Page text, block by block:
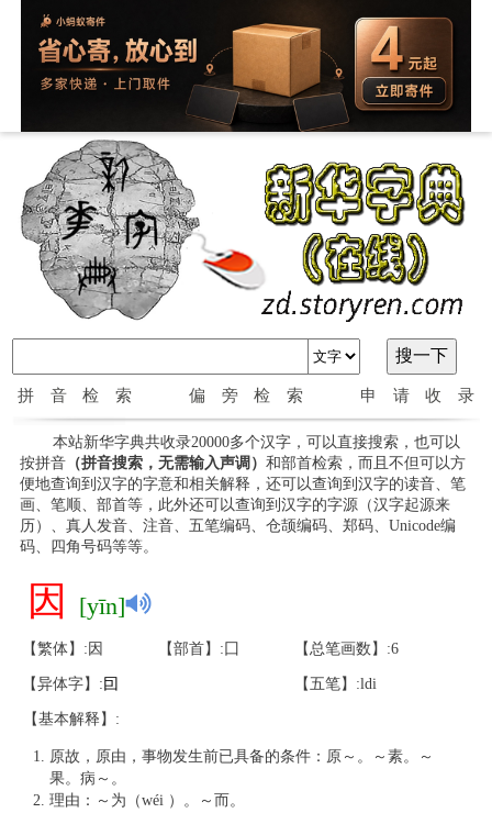
拼音检索 偏旁检索 申请收录
本站新华字典共收录20000多个汉字，可以直接搜索，也可以
按拼音（拼音搜索，无需输入声调） 和部首检索，而且不但可以方
便地查询到汉字的字意和相关解释，还可以查询到汉字的读音、笔
画、笔顺、部首等，此外还可以查询到汉字的字源（汉字起源来
历）、真人发音、注音、五笔编码、仓颉编码、郑码、Unicode编
码、四角号码等等。
因 [yīn]
【繁体】:因 【部首】:囗 【总笔画数】:6
【异体字】: 囙 【五笔】:ldi
【基本解释】:
原故，原由，事物发生前已具备的条件：原～。～素。～
果。病～。
理由：～为（wéi ）。～而。